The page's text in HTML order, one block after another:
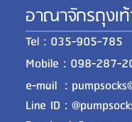
อาณาจักรถุงเ
Tel : 035-905-785
Mobile : 098-287-
e-mail :
Line ID :